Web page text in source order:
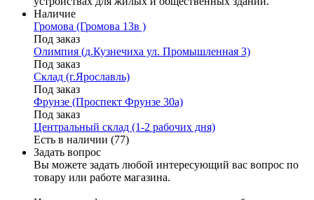
Наличие
Громова (Громова 13в )
Под заказ
Олимпия (д.Кузнечиха ул. Промышленная 3)
Под заказ
Склад (г.Ярославль)
Под заказ
Фрунзе (Проспект Фрунзе 30а)
Под заказ
Центральный склад (1-2 рабочих дня)
Есть в наличии (77)
Задать вопрос
Вы можете задать любой интересующий вас вопрос по
товару или работе магазина.